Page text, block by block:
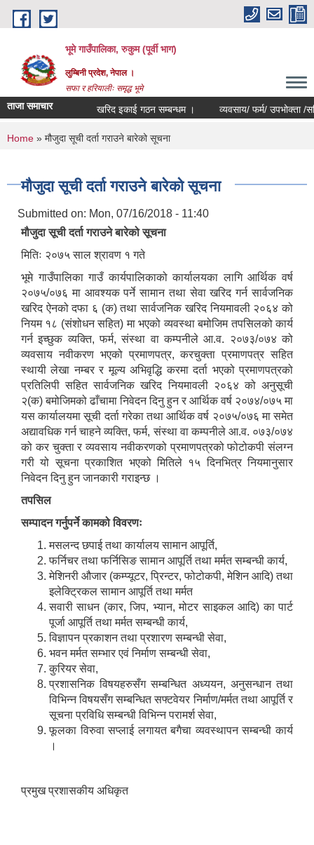
Skip to main content
भूमे गाउँपालिका, रुकुम (पूर्वी भाग)
लुम्बिनी प्रदेश, नेपाल ।
सफा र हरियालीः समृद्ध भूमे
ताजा समाचार खरिद इकाई गठन सम्बन्धम । व्यवसाय/ फर्म/ उपभोक्ता /समिति/
You are here
Home » मौजुदा सूची दर्ता गराउने बारेको सूचना
मौजुदा सूची दर्ता गराउने बारेको सूचना
Submitted on: Mon, 07/16/2018 - 11:40
मौजुदा सूची दर्ता गराउने बारेको सूचना
मितिः २०७५ साल श्रावण १ गते
भूमे गाउँपालिका गाउँ कार्यपालिकाको कार्यालयका लागि आर्थिक वर्ष
२०७५/०७६ मा आवश्यक पर्ने सामान तथा सेवा खरिद गर्न सार्वजनिक
खरिद ऐनको दफा ६ (क) तथा सार्वजनिक खरिद नियमावली २०६४ को
नियम १८ (संशोधन सहित) मा भएको व्यवस्था बमोजिम तपसिलको कार्य
गर्न इच्छुक व्यक्ति, फर्म, संस्था वा कम्पनीले आ.व. २०७३/०७४ को
व्यवसाय नवीकरण भएको प्रमाणपत्र, करचुक्ता प्रमाणपत्र सहित
स्थायी लेखा नम्बर र मूल्य अभिवृद्धि करमा दर्ता भएको प्रमाणपत्रको
प्रतिलिपी सहित सार्वजनिक खरिद नियमावली २०६४ को अनुसूची
२(क) बमोजिमको ढाँचामा निवेदन दिनु हुन र आर्थिक वर्ष २०७४/०७५ मा
यस कार्यालयमा सूची दर्ता गरेका तथा आर्थिक वर्ष २०७५/०७६ मा समेत
अद्यावधिक गर्न चाहने व्यक्ति, फर्म, संस्था वा कम्पनीले आ.व. ०७३/०७४
को कर चुक्ता र व्यवसाय नवीकरणको प्रमाणपत्रको फोटोकपी संलग्न
गरी यो सूचना प्रकाशित भएको मितिले १५ दिनभित्र नियमानुसार
निवेदन दिनु हुन जानकारी गराइन्छ ।
तपसिल
सम्पादन गर्नुपर्ने कामको विवरणः
मसलन्द छपाई तथा कार्यालय सामान आपूर्ति,
फर्निचर तथा फर्निसिङ सामान आपूर्ति तथा मर्मत सम्बन्धी कार्य,
मेशिनरी औजार (कम्प्यूटर, प्रिन्टर, फोटोकपी, मेशिन आदि) तथा
इलेक्ट्रिकल सामान आपूर्ति तथा मर्मत
सवारी साधन (कार, जिप, भ्यान, मोटर साइकल आदि) का पार्ट
पूर्जा आपूर्ति तथा मर्मत सम्बन्धी कार्य,
विज्ञापन प्रकाशन तथा प्रशारण सम्बन्धी सेवा,
भवन मर्मत सम्भार एवं निर्माण सम्बन्धी सेवा,
कुरियर सेवा,
प्रशासनिक विषयहरुसँग सम्बन्धित अध्ययन, अनुसन्धान तथा
विभिन्न विषयसँग सम्बन्धित सफ्टवेयर निर्माण/मर्मत तथा आपूर्ति र
सूचना प्रविधि सम्बन्धी विभिन्न परामर्श सेवा,
फूलका विरुवा सप्लाई लगायत बगैचा व्यवस्थापन सम्बन्धी कार्य
।
प्रमुख प्रशासकीय अधिकृत